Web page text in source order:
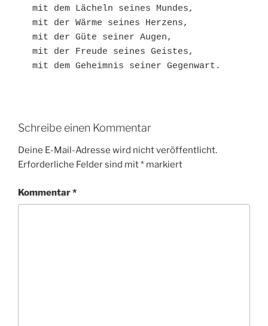
mit dem Lächeln seines Mundes,
mit der Wärme seines Herzens,
mit der Güte seiner Augen,
mit der Freude seines Geistes,
Schreibe einen Kommentar
Deine E-Mail-Adresse wird nicht veröffentlicht.
Erforderliche Felder sind mit* markiert
Kommentar*